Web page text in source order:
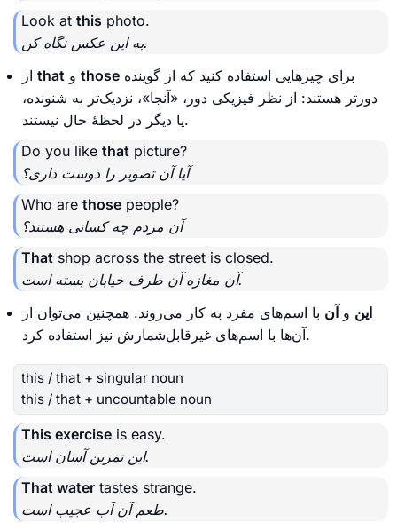
Look at this photo.
به این عکس نگاه کن.
that those
دورتر هستند: از نظر فیزیکی دور، «آنجا»، نزدیک‌تر به شنونده،
یا دیگر در لحظهٔ حال نیستند.
Do you like that picture?
آیا آن تصویر را دوست داری؟
Who are those people?
آن مردم چه کسانی هستند؟
That shop across the street is closed.
آن مغازه آن طرف خیابان بسته است.
این و آن با اسم‌های مفرد به کار می‌روند. همچنین می‌توان از
آن‌ها با اسم‌های غیرقابل‌شمارش نیز استفاده کرد.
this / that + singular noun
this / that + uncountable noun
This exercise is easy.
این تمرین آسان است.
That water tastes strange.
طعم آن آب عجیب است.